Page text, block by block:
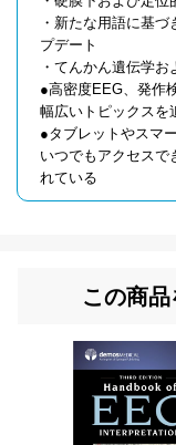
・新たな用語に基
プデート
・てんかん遺伝学
●高密度EEG、発作
幅広いトピックスを
●タブレットやスマ
いつでもアクセスで
れている
この商